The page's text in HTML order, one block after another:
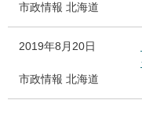
市政情報 北海道
2019年8月20日
市政情報 北海道